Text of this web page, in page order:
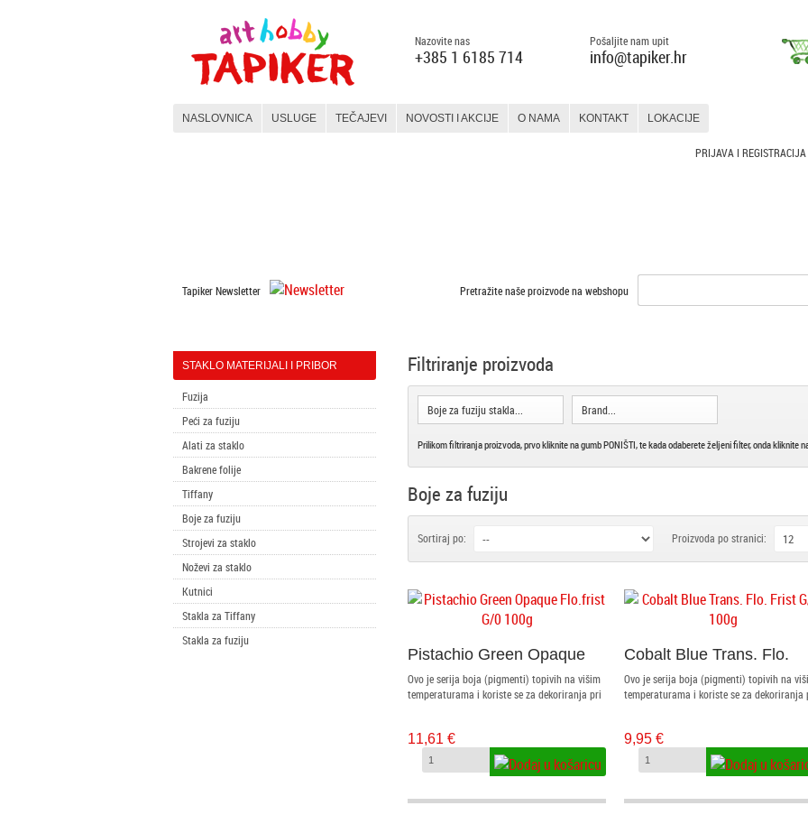
Nazovite nas
+385 1 6185 714
Pošaljite nam upit
info@tapiker.hr
NASLOVNICA USLUGE TEČAJEVI NOVOSTI I AKCIJE O NAMA KONTAKT LOKACIJE
PRIJAVA I
Tapiker Newsletter Pretražite naše proizvode na webshopu
STAKLO MATERIJALI I PRIBOR
Fuzija
Peći za fuziju
Alati za staklo
Bakrene folije
Tiffany
Boje za fuziju
Strojevi za staklo
Noževi za staklo
Kutnici
Stakla za Tiffany
Stakla za fuziju
Filtriranje proizvoda
Boje za fuziju stakla... Brand...
Prilikom filtriranja proizvoda, prvo kliknite na gumb PONIŠTI, te kada odaberete željeni filter, onda kliknite
Boje za fuziju
Sortiraj po: Proizvoda po stranici:
Pistachio Green Opaque
Flo.frist G/0 100g
Ovo je serija boja (pigmenti) topivih na višim
temperaturama i koriste se za dekoriranja pri
stakla kistom i posipanjem kroz sito. Granule
se nanose sitom ili odgovarajućim pincetama
i ljepe specijalnim ljepilom za fuziju radi lakše
11,61 €
Cobalt Blue Trans. Flo.
Frist G/0 100g
Ovo je serija boja (pigmenti) topivih na
temperaturama i koriste se za dekoriranja
posipanjem kroz sito. Granule se nanose
sitom ili odgovarajućim pincetama i ljepe
specijalnim ljepilom za fuziju radi lakše
9,95 €